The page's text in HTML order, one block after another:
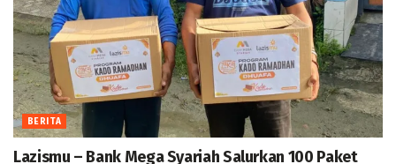
BERITA
Lazismu – Bank Mega Syariah Salurkan 100 Paket